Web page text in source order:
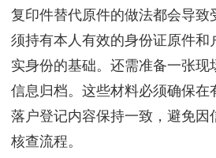
复印件替代原件的做法都会导致
须持有本人有效的身份证原件和
实身份的基础。还需准备一张现
信息归档。这些材料必须确保在
落户登记内容保持一致，避免因
核查流程。